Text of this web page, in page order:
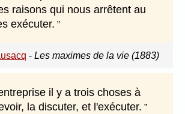
raisons qui nous arrêtent au
exécuter.
- Les maximes de la vie (1883)
il y a trois choses à
la discuter, et l'exécuter.